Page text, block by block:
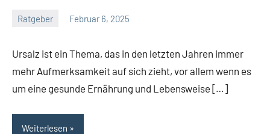
Ratgeber Februar 6, 2025
Tapas
Ursalz ist ein Thema, das in den letzten Jahren immer
mehr Aufmerksamkeit auf sich zieht, vor allem wenn es
um eine gesunde Ernährung und Lebensweise […]
Weiterlesen